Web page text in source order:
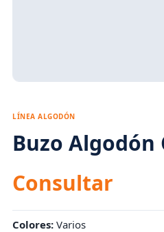
LÍNEA ALGODÓN
Buzo Algodón
Consultar
Colores: Varios